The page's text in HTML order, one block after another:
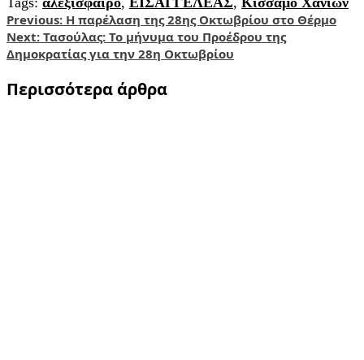
Share
Post
navigation
Previous: Η παρέλαση της 28ης Οκτωβρίου στο Θέρμο
Next: Τασούλας: Το μήνυμα του Προέδρου της
Δημοκρατίας για την 28η Οκτωβρίου
Περισσότερα άρθρα